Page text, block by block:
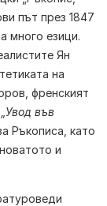
път през 1847
много езици.
Ян
на
френският
„Увод във
Ръкописа, като
и